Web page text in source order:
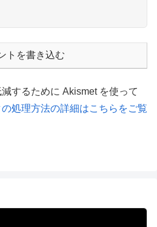
トを書き込む
するために Akismet を使って
処理方法の詳細はこちらをご覧